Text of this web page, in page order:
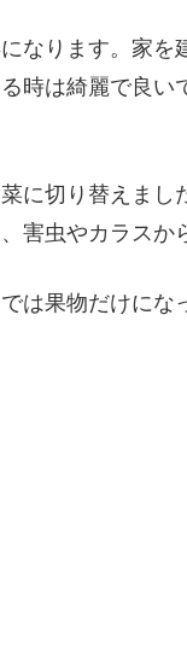
なります。家
時は綺麗で良い
に切り替えま
害虫やカラスか
は果物だけにな